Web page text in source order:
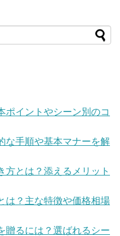
ポイントやシーン別のコ
な手順や基本マナーを解
方とは？添えるメリット
は？主な特徴や価格相場
贈るには？選ばれるシー